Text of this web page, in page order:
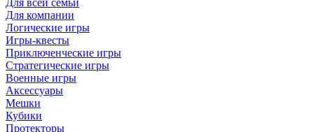
Для всей семьи
Для компании
Логические игры
Игры-квесты
Приключенческие игры
Стратегические игры
Военные игры
Аксессуары
Мешки
Кубики
Протекторы